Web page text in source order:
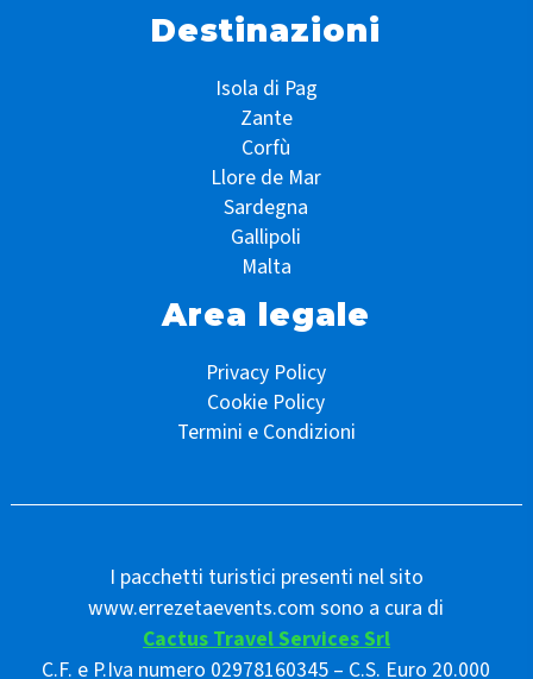
Destinazioni
Isola di Pag
Zante
Corfù
Llore de Mar
Sardegna
Gallipoli
Malta
Area legale
Privacy Policy
Cookie Policy
Termini e Condizioni
I pacchetti turistici presenti nel sito
www.errezetaevents.com sono a cura di
Cactus Travel Services Srl
C.F. e P.Iva numero 02978160345 – C.S. Euro 20.000